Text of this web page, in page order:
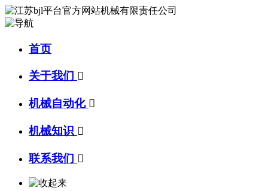
首页
关于我们 
机械自动化 
机械知识 
联系我们 